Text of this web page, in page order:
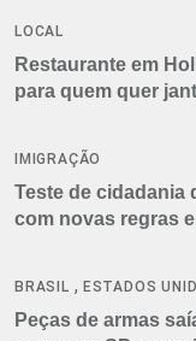
LOCAL
Restaurante em
para quem quer
IMIGRAÇÃO
Teste de cidadania
com novas regras
BRASIL , ESTADOS
Peças de armas